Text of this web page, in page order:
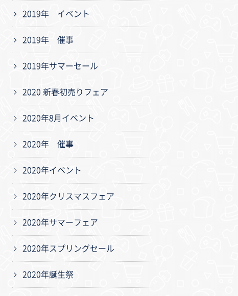
2019年 イベント
2019年 催事
2019年サマーセール
2020 新春初売りフェア
2020年8月イベント
2020年 催事
2020年イベント
2020年クリスマスフェア
2020年サマーフェア
2020年スプリングセール
2020年誕生祭